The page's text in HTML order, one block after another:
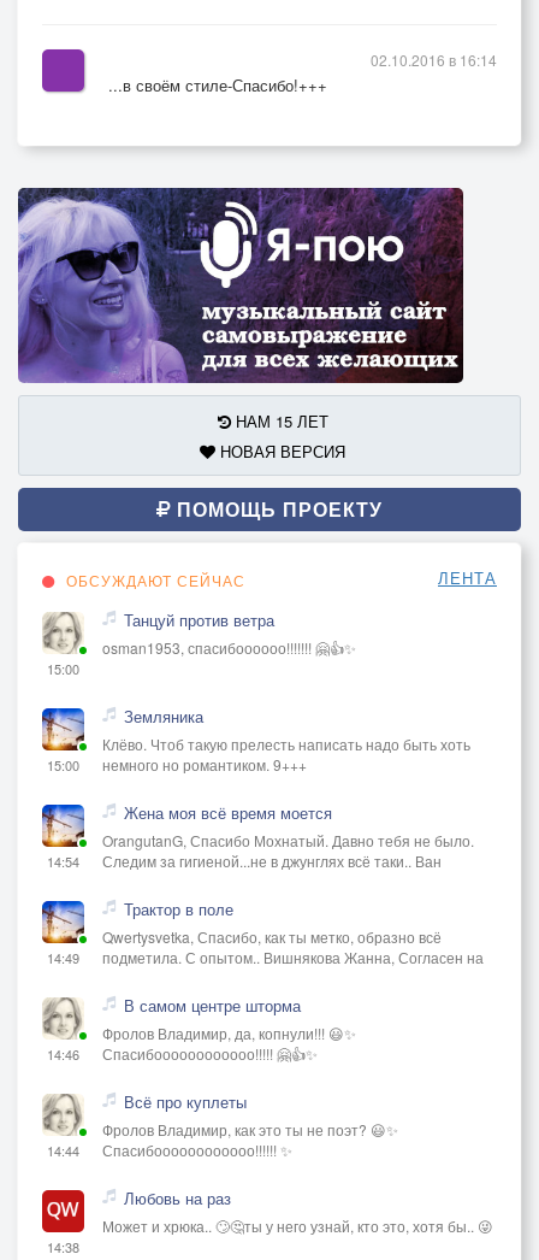
...в своём стиле-Спасибо!+++
02.10.2016 в 16:14
НАМ 15 ЛЕТ
НОВАЯ ВЕРСИЯ
ПОМОЩЬ ПРОЕКТУ
ОБСУЖДАЮТ СЕЙЧАС ЛЕНТА
15:00
Танцуй против ветра
osman1953, спасибоооооо!!!!!!! 🤗👍✨
15:00
Земляника
Клёво. Чтоб такую прелесть написать надо быть хоть
немного но романтиком. 9+++
14:54
Жена моя всё время моется
OrangutanG, Спасибо Мохнатый. Давно тебя не было.
Следим за гигиеной...не в джунглях всё таки.. Ван
14:49
Трактор в поле
Qwertysvetka, Спасибо, как ты метко, образно всё
подметила. С опытом.. Вишнякова Жанна, Согласен на
14:46
В самом центре шторма
Фролов Владимир, да, копнули!!! 😃✨
Спасибоооооооооооо!!!!! 🤗👍✨
14:44
Всё про куплеты
Фролов Владимир, как это ты не поэт? 😃✨
Спасибоооооооооооо!!!!!! ✨
14:38
Любовь на раз
Может и хрюка.. 🙄🤔ты у него узнай, кто это, хотя бы.. 😜